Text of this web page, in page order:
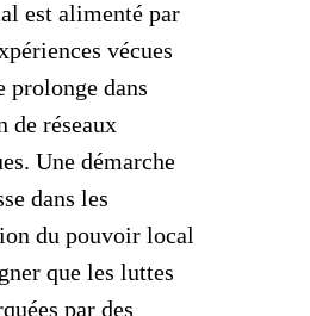
est alimenté par
vécues
prolonge dans
de réseaux
Une démarche
dans les
du pouvoir local
que les luttes
par des